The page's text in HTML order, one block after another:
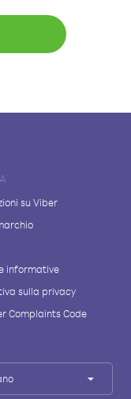
su Viber
informative
sulla privacy
Complaints Code